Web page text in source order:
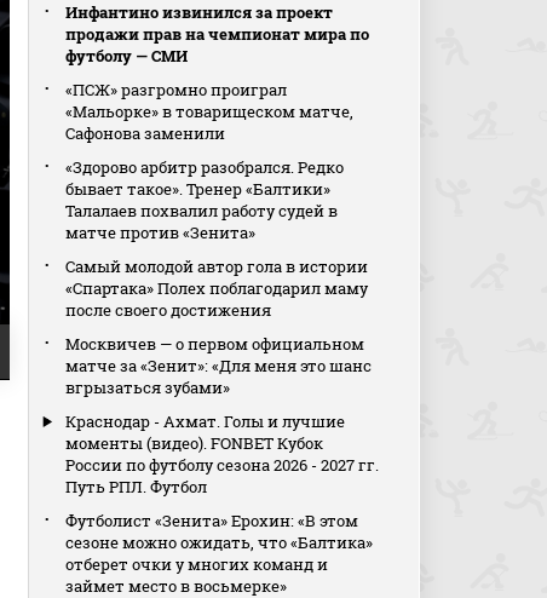
Инфантино извинился за проект
продажи прав на чемпионат мира по
футболу — СМИ
«ПСЖ» разгромно проиграл
«Мальорке» в товарищеском матче,
Сафонова заменили
«Здорово арбитр разобрался. Редко
бывает такое». Тренер «Балтики»
Талалаев похвалил работу судей в
матче против «Зенита»
Самый молодой автор гола в истории
«Спартака» Полех поблагодарил маму
после своего достижения
Москвичев — о первом официальном
матче за «Зенит»: «Для меня это шанс
вгрызаться зубами»
Краснодар - Ахмат. Голы и лучшие
моменты (видео). FONBET Кубок
России по футболу сезона 2026 - 2027 гг.
Путь РПЛ. Футбол
Футболист «Зенита» Ерохин: «В этом
сезоне можно ожидать, что «Балтика»
отберет очки у многих команд и
займет место в восьмерке»